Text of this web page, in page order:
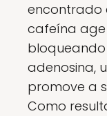
encontrado
cafeína age
adenosina,
promove a
Como